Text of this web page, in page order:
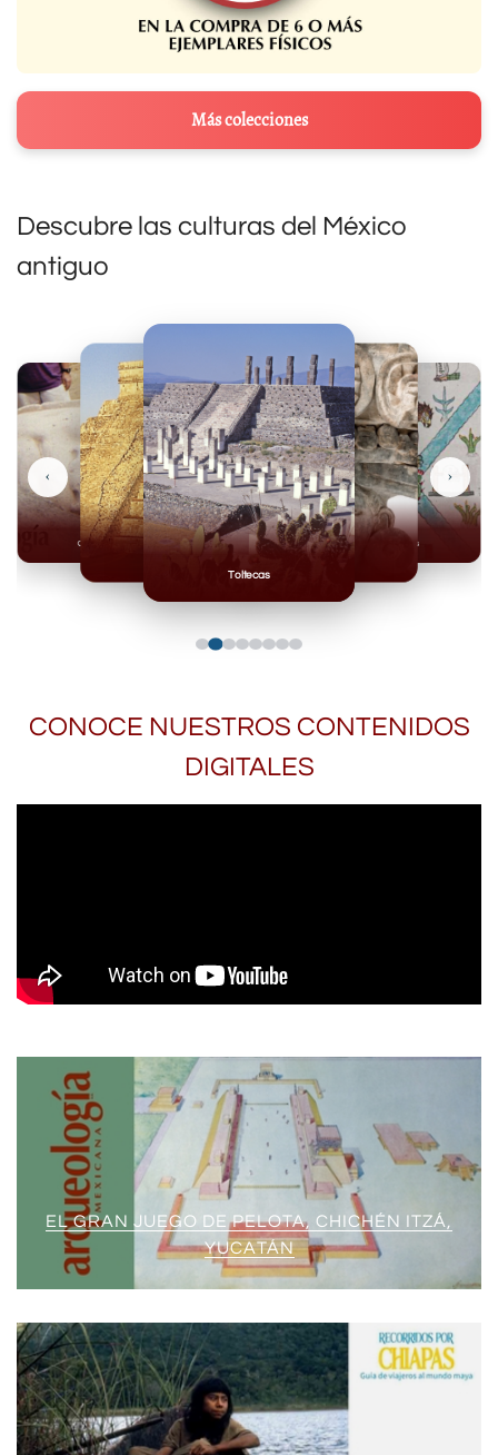
Más colecciones
Descubre las culturas del México
antiguo
Toltecas
Mexicas
Olmecas
‹ ›
CONOCE NUESTROS CONTENIDOS
DIGITALES
EL GRAN JUEGO DE PELOTA, CHICHÉN ITZÁ,
YUCATÁN